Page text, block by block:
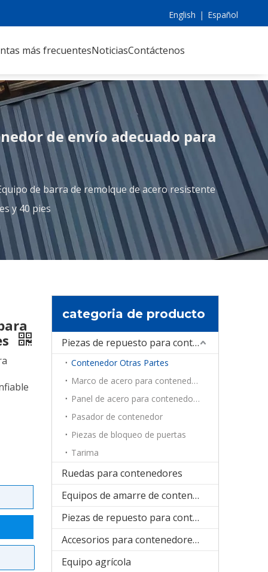
English | Español
más frecuentesNoticiasContáctenos
de envío adecuado para
de barra de remolque de acero resistente
y 40 pies
categoria de producto
Piezas de repuesto para contenedores
Contenedor Otras Partes
Marco de acero para contenedores
Panel de acero para contenedores
Pasador de contenedor
Piezas de bloqueo de puertas
Tarima
Ruedas para contenedores
Equipos de amarre de contenedores
Piezas de repuesto para contenedores de refrigeración
Accesorios para contenedores plegables
Equipo agrícola